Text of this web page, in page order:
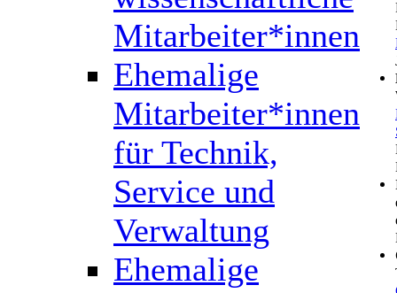
Mitarbeiter*innen
Ehemalige
Mitarbeiter*innen
für Technik,
Service und
Verwaltung
Ehemalige